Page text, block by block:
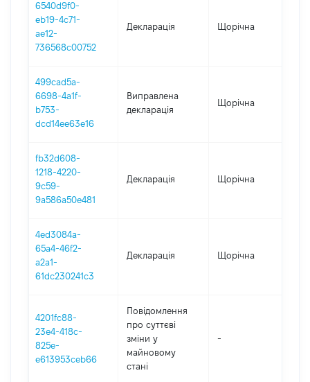
6540d9f0-
eb19-4c71-
ae12-
736568c00752
Декларація Щорічна
499cad5a-
6698-4a1f-
b753-
dcd14ee63e16
Виправлена
декларація
Щорічна
fb32d608-
1218-4220-
9c59-
9a586a50e481
Декларація Щорічна
4ed3084a-
65a4-46f2-
a2a1-
61dc230241c3
Декларація Щорічна
4201fc88-
23e4-418c-
825e-
e613953ceb66
Повідомлення
про суттєві
зміни y
майновому
стані
-